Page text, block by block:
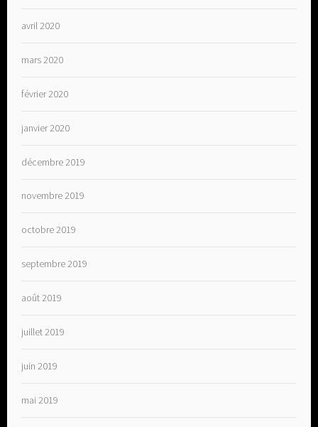
avril 2020
mars 2020
février 2020
janvier 2020
décembre 2019
novembre 2019
octobre 2019
septembre 2019
août 2019
juillet 2019
juin 2019
mai 2019